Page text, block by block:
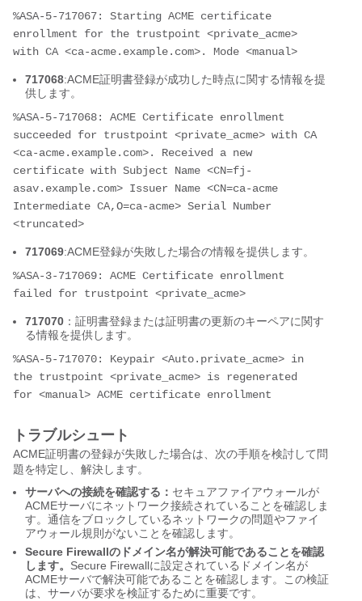
%ASA-5-717067: Starting ACME certificate
enrollment for the trustpoint <private_acme>
with CA <ca-acme.example.com>. Mode <manual>
717068:ACME証明書登録が成功した時点に関する情報を提
供します。
%ASA-5-717068: ACME Certificate enrollment
succeeded for trustpoint <private_acme> with CA
<ca-acme.example.com>. Received a new
certificate with Subject Name <CN=fj-
asav.example.com> Issuer Name <CN=ca-acme
Intermediate CA,O=ca-acme> Serial Number
<truncated>
717069:ACME登録が失敗した場合の情報を提供します。
%ASA-3-717069: ACME Certificate enrollment
failed for trustpoint <private_acme>
717070 ：証明書登録または証明書の更新のキーペアに関す
る情報を提供します。
%ASA-5-717070: Keypair <Auto.private_acme> in
the trustpoint <private_acme> is regenerated
for <manual> ACME certificate enrollment
トラブルシュート
ACME証明書の登録が失敗した場合は、次の手順を検討して問
題を特定し、解決します。
サーバへの接続を確認する： セキュアファイアウォールが
ACMEサーバにネットワーク接続されていることを確認しま
す。通信をブロックしているネットワークの問題やファイ
アウォール規則がないことを確認します。
Secure Firewallのドメイン名が解決可能であることを確認
します。 Secure Firewallに設定されているドメイン名が
ACMEサーバで解決可能であることを確認します。この検証
は、サーバが要求を検証するために重要です。